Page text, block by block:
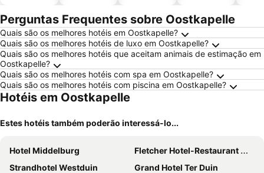
Perguntas Frequentes sobre Oostkapelle
Quais são os melhores hotéis em Oostkapelle?
Quais são os melhores hotéis de luxo em Oostkapelle?
Quais são os melhores hotéis que aceitam animais de estimação em
Oostkapelle?
Quais são os melhores hotéis com spa em Oostkapelle?
Quais são os melhores hotéis com piscina em Oostkapelle?
Hotéis em Oostkapelle
Estes hotéis também poderão interessá-lo...
Hotel Middelburg
Fletcher Hotel-Restaurant Middelburg
Strandhotel Westduin
Grand Hotel Ter Duin